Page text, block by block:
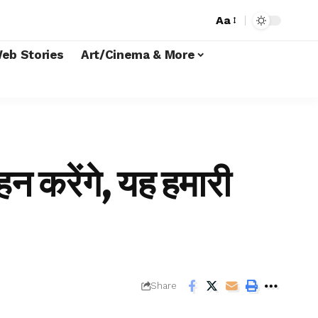
Aa
Stories Art/Cinema & More
करेंगे, यह हमारी
Share